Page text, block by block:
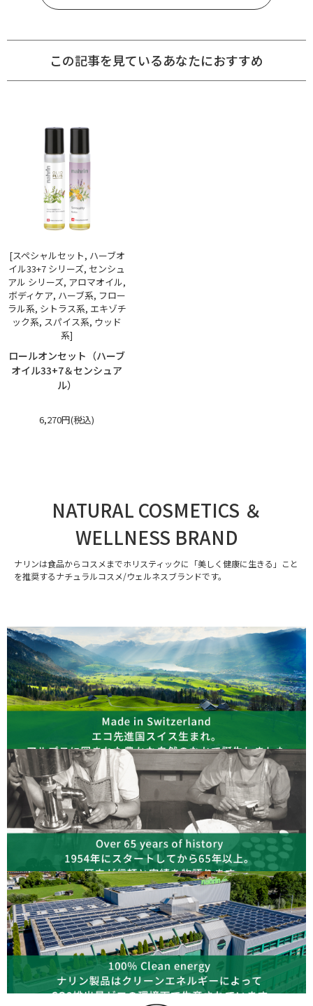
この記事を見ているあなたにおすすめ
[スペシャルセット, ハーブオ
イル33+7 シリーズ, センシュ
アル シリーズ, アロマオイル,
ボディケア, ハーブ系, フロー
ラル系, シトラス系, エキゾチ
ック系, スパイス系, ウッド
系]
ロールオンセット（ハーブ
オイル33+7＆センシュア
ル）
6,270円(税込)
NATURAL COSMETICS ＆
WELLNESS BRAND
ナリンは食品からコスメまでホリスティックに「美しく健康に生きる」こと
を推奨するナチュラルコスメ/ウェルネスブランドです。